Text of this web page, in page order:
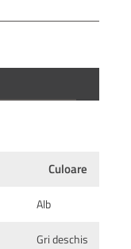
Culoare
Alb
Gri deschis